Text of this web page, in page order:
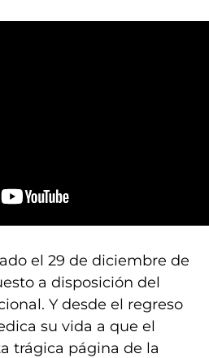
el 29 de diciembre de
a disposición del
Y desde el regreso
su vida a que el
trágica página de la